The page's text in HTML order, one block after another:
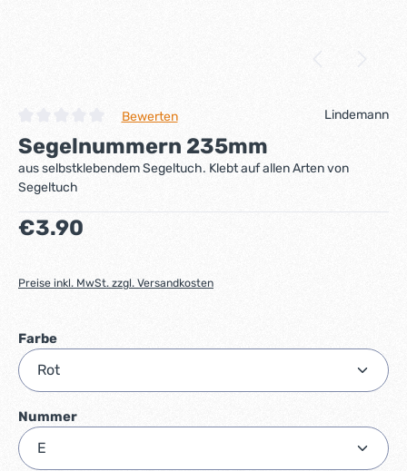
Durchschnittliche Bewertung von 0 von 5 Sternen
Bewerten Lindemann
Segelnummern 235mm
aus selbstklebendem Segeltuch. Klebt auf allen Arten von
Segeltuch
Regulärer Preis:
€3.90
Preise inkl. MwSt. zzgl. Versandkosten
Farbeauswählen
Nummerauswählen